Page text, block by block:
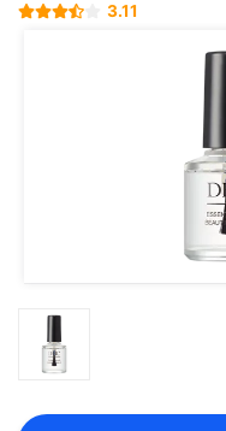
3.11